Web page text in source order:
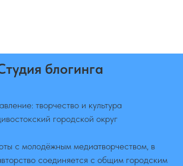
блогинга
творчество и культура
городской округ
с молодёжным медиатворчеством, в
соединяется с общим городским